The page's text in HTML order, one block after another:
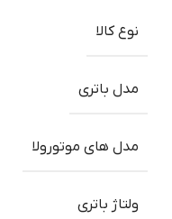
نوع کالا
مدل باتری
مدل های موتورولا
ولتاژ باتری